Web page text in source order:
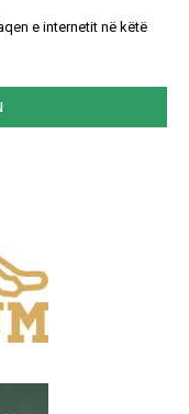
e internetit në këtë